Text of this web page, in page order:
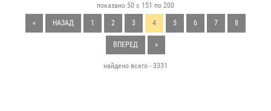
показано 50 с 151 по 200
« НАЗАД 1 2 3 4 5 6 7 8
ВПЕРЕД »
найдено всего - 3331